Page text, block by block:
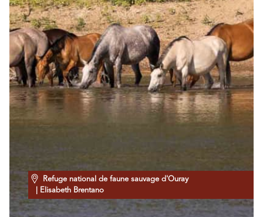
Refuge national de faune sauvage d'Ouray
| Elisabeth Brentano